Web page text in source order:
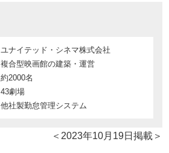
ユナイテッド・シネマ株式会社
複合型映画館の建築・運営
約2000名
43劇場
他社製勤怠管理システム
＜2023年10月19日掲載＞